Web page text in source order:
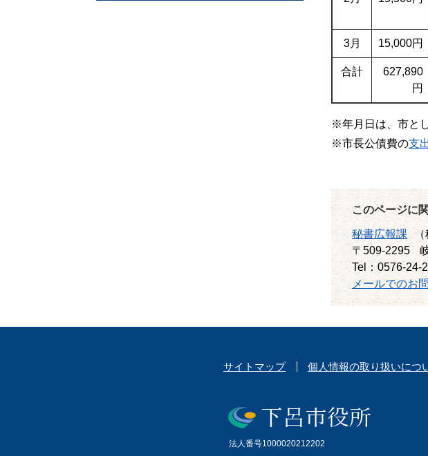
3月 15,000円
合計
627,890
円
※年月日は、市と
※市長公債費の支
このページに
秘書広報課
（
〒509-2295
Tel：0576-24-
メールでのお
サイトマップ 個人情報の取り扱いにつ
法人番号1000020212202